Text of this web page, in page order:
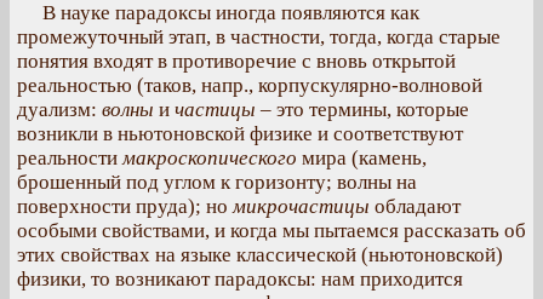
В науке парадоксы иногда появляются как
промежуточный этап, в частности, тогда, когда старые
понятия входят в противоречие с вновь открытой
реальностью (таков, напр., корпускулярно-волновой
дуализм: волны и частицы – это термины, которые
возникли в ньютоновской физике и соответствуют
реальностимакроскопического мира (камень,
брошенный под углом к горизонту; волны на
поверхности пруда); номикрочастицы обладают
особыми свойствами, и когда мы пытаемся рассказать об
этих свойствах на языке классической (ньютоновской)
физики, то возникают парадоксы: нам приходится